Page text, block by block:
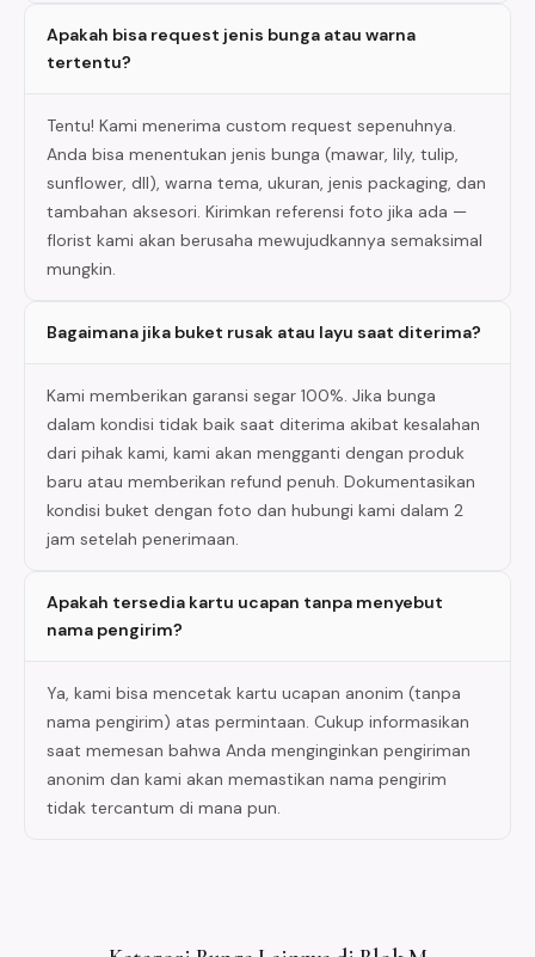
Apakah bisa request jenis bunga atau warna
tertentu?
Tentu! Kami menerima custom request sepenuhnya.
Anda bisa menentukan jenis bunga (mawar, lily, tulip,
sunflower, dll), warna tema, ukuran, jenis packaging, dan
tambahan aksesori. Kirimkan referensi foto jika ada —
florist kami akan berusaha mewujudkannya semaksimal
mungkin.
Bagaimana jika buket rusak atau layu saat diterima?
Kami memberikan garansi segar 100%. Jika bunga
dalam kondisi tidak baik saat diterima akibat kesalahan
dari pihak kami, kami akan mengganti dengan produk
baru atau memberikan refund penuh. Dokumentasikan
kondisi buket dengan foto dan hubungi kami dalam 2
jam setelah penerimaan.
Apakah tersedia kartu ucapan tanpa menyebut
nama pengirim?
Ya, kami bisa mencetak kartu ucapan anonim (tanpa
nama pengirim) atas permintaan. Cukup informasikan
saat memesan bahwa Anda menginginkan pengiriman
anonim dan kami akan memastikan nama pengirim
tidak tercantum di mana pun.